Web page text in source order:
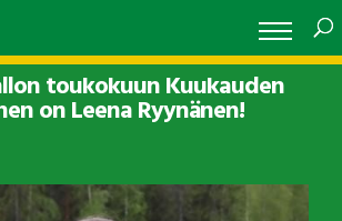
toukokuun Kuukauden
on Leena Ryynänen!